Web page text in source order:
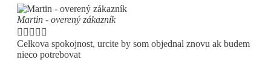
Martin - overený zákazník
    
Celkova spokojnost, urcite by som objednal znovu ak budem
nieco potrebovat